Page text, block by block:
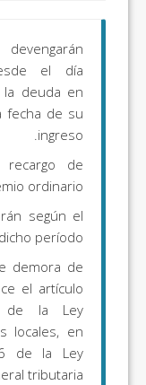
el día
la deuda en
fecha de su
ingreso.
de
ordinario.
según el
período.
demora de
el artículo
de la Ley
locales, en
de la Ley
tributaria.